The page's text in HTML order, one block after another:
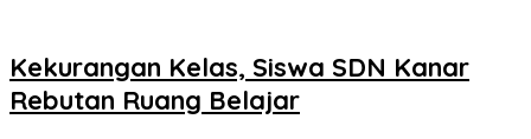
Kekurangan Kelas, Siswa SDN Kanar
Rebutan Ruang Belajar